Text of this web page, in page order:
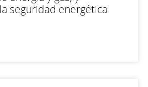
seguridad energética